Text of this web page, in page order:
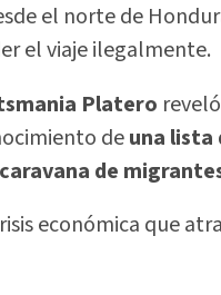
el norte de
el viaje ilegalmente.
Platero
deuna lista
de
económica que